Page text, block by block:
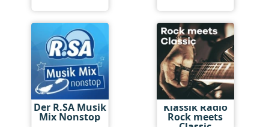
Der R.SA Musik
Mix Nonstop
Klassik Radio
Rock meets